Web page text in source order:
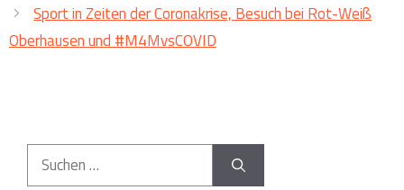
Sport in Zeiten der Coronakrise, Besuch bei Rot-Weiß
Oberhausen und #M4MvsCOVID
Suchen
nach: